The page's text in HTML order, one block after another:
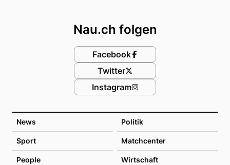
News Politik
Sport Matchcenter
People Wirtschaft
Nau.ch folgen
Facebook
Twitter
Instagram